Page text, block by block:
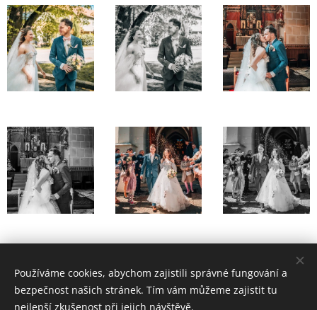
Používáme cookies, abychom zajistili správné fungování a
bezpečnost našich stránek. Tím vám můžeme zajistit tu
nejlepší zkušenost při jejich návštěvě.